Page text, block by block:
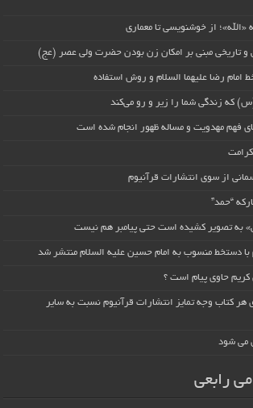
«الله»؛ از خوشنویسی تا معماری
و تاریخی مبنی بر امکان زن بودن حضرت ولی عصر (عج)
امام رضا علیهما السلام و روش استفاده
که زندگی شما را زیر و رو می‌کند
فهم مهدویت و مساله ظهور انجام شده است
از سوی انتشارات قرآنیوم
“حمد”
به تصویر کشیده است حتی پیامبر هم نیست
با دستخط منسوب به امام حسین علیه السلام منتشر شد
حاوی پیام است ؟
هر کتاب وجه تمایز انتشارات قرآنیوم نسبت به سایر
می شود
رابعی